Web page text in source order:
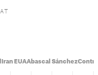
Iran EUAAbascal Sánchez